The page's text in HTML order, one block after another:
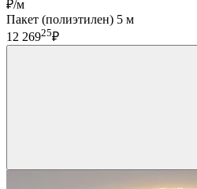
₽/м
Пакет (полиэтилен) 5 м
12 26925₽